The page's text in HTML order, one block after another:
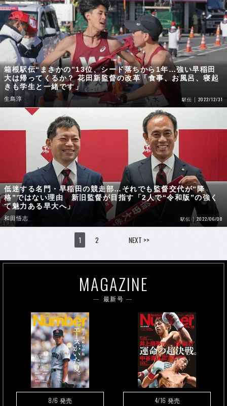
箱根駅伝“まさかの”13位、シード落ちから1年…強い早稲田
大は帰ってくるか？ 花田新監督の改革「食事、お風呂、寝起
きも学生と一緒です」
生島淳 駅伝 2022/12/31
低迷する名門・早稲田の競走部…それでも監督交代が“降
格”ではない理由 新旧監督が目指す「2人で“令和版”の強く
て魅力ある早大へ」
和田悟志 駅伝 2022/06/08
1 2 NEXT >>
MAGAZINE
最新号
8/6 発売 4/16 発売